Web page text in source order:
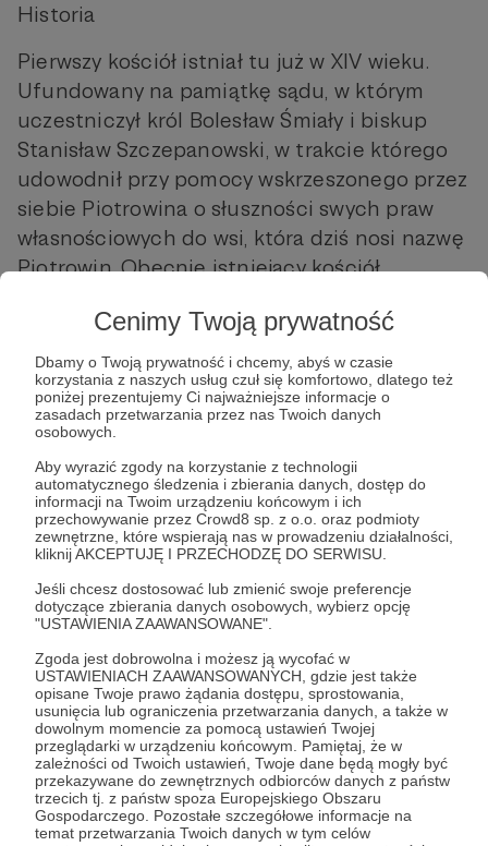
Cenimy Twoją prywatność
Dbamy o Twoją prywatność i chcemy, abyś w czasie
korzystania z naszych usług czuł się komfortowo, dlatego też
poniżej prezentujemy Ci najważniejsze informacje o
zasadach przetwarzania przez nas Twoich danych
osobowych.
Aby wyrazić zgody na korzystanie z technologii
automatycznego śledzenia i zbierania danych, dostęp do
informacji na Twoim urządzeniu końcowym i ich
przechowywanie przez Crowd8 sp. z o.o. oraz podmioty
zewnętrzne, które wspierają nas w prowadzeniu działalności,
kliknij AKCEPTUJĘ I PRZECHODZĘ DO SERWISU.
Jeśli chcesz dostosować lub zmienić swoje preferencje
dotyczące zbierania danych osobowych, wybierz opcję
"USTAWIENIA ZAAWANSOWANE".
Zgoda jest dobrowolna i możesz ją wycofać w
USTAWIENIACH ZAAWANSOWANYCH, gdzie jest także
opisane Twoje prawo żądania dostępu, sprostowania,
usunięcia lub ograniczenia przetwarzania danych, a także w
dowolnym momencie za pomocą ustawień Twojej
przeglądarki w urządzeniu końcowym. Pamiętaj, że w
zależności od Twoich ustawień, Twoje dane będą mogły być
przekazywane do zewnętrznych odbiorców danych z państw
trzecich tj. z państw spoza Europejskiego Obszaru
Gospodarczego. Pozostałe szczegółowe informacje na
temat przetwarzania Twoich danych w tym celów
Historia
Pierwszy kościół istniał tu już w XIV wieku.
Ufundowany na pamiątkę sądu, w którym
uczestniczył król Bolesław Śmiały i biskup
Stanisław Szczepanowski, w trakcie którego
udowodnił przy pomocy wskrzeszonego przez
siebie Piotrowina o słuszności swych praw
własnościowych do wsi, która dziś nosi nazwę
Piotrowin. Obecnie istniejący kościół
wieku. Zniszczony podczas powodzi jaka
nawiedziła tereny w 1813 roku wkrótce jednak
gruntownie przebudowany. W tym stanie
dotrwał do II wojny światowej, podczas której
zniszczona została elewacja zachodnia i
część sklepienia nad nawą.Od tego czasu
niezużytkowany. Znajduje się na działce
należącej do P. Jana Trawczyńskiego. Około
1978 roku przeprowadzono prace remontowe,
podczas których usunięto resztki sklepienia
nad nawą, otynkowano wszystkie ściany oraz
położono nowe pokrycie nad prezbiterium.